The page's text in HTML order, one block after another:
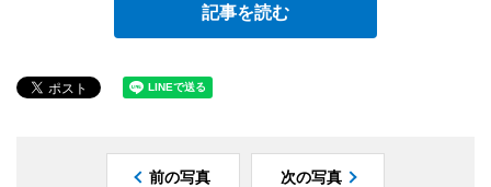
記事を読む
前の写真 次の写真